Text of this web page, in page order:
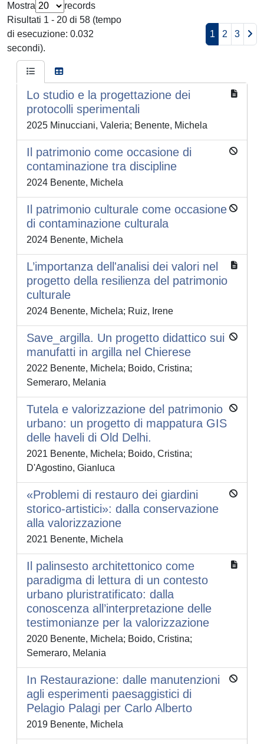
Mostra
records
Risultati 1 - 20 di 58 (tempo
di esecuzione: 0.032
secondi).
1 2 3
Lo studio e la progettazione dei
protocolli sperimentali
2025 Minucciani, Valeria; Benente, Michela
Il patrimonio come occasione di
contaminazione tra discipline
2024 Benente, Michela
Il patrimonio culturale come occasione
di contaminazione culturala
2024 Benente, Michela
L’importanza dell'analisi dei valori nel
progetto della resilienza del patrimonio
culturale
2024 Benente, Michela; Ruiz, Irene
Save_argilla. Un progetto didattico sui
manufatti in argilla nel Chierese
2022 Benente, Michela; Boido, Cristina;
Semeraro, Melania
Tutela e valorizzazione del patrimonio
urbano: un progetto di mappatura GIS
delle haveli di Old Delhi.
2021 Benente, Michela; Boido, Cristina;
D'Agostino, Gianluca
«Problemi di restauro dei giardini
storico-artistici»: dalla conservazione
alla valorizzazione
2021 Benente, Michela
Il palinsesto architettonico come
paradigma di lettura di un contesto
urbano pluristratificato: dalla
conoscenza all’interpretazione delle
testimonianze per la valorizzazione
2020 Benente, Michela; Boido, Cristina;
Semeraro, Melania
In Restaurazione: dalle manutenzioni
agli esperimenti paesaggistici di
Pelagio Palagi per Carlo Alberto
2019 Benente, Michela